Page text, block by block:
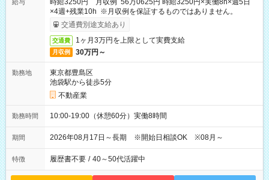
給与
時給3250円 月収例 56万0625円 時給3250円×実働8h×週5日
×4週+残業10h ※月収例を保証するものではありません。
交通費別途支給あり
交通費 1ヶ月3万円を上限として実費支給
月収例 30万円～
勤務地
東京都豊島区
池袋駅から徒歩5分
不動産業
勤務時間 10:00-19:00（休憩60分）実働8時間
期間 2026年08月17日～長期 ※開始日相談OK ※08月～
特徴 履歴書不要 / 40～50代活躍中